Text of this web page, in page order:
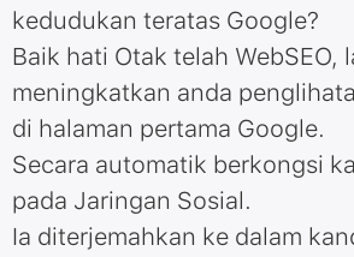
kedudukan teratas Google?
Baik hati Otak telah WebSEO,
meningkatkan anda
di halaman pertama Google.
Secara automatik berkongsi
pada Jaringan Sosial.
Ia diterjemahkan ke dalam